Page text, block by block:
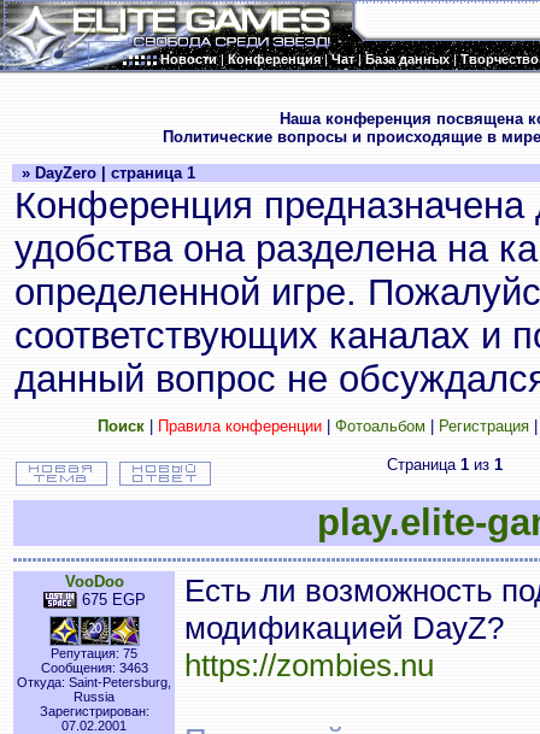
Новости|Конференция|Чат|База данных|Творчество
Наша конференция посвящена
Политические вопросы и происходящие в
» DayZero | страница 1
Конференция
удобства она разделена на
определенной игре.
соответствующих каналах и
данный вопрос не
Поиск| Правила конференции| Фотоальбом Регистрация
Страница 1из 1
play.elite-
VooDoo
675 EGP
Репутация: 75
Сообщения: 3463
Откуда: Saint-Petersburg,
Russia
Зарегистрирован:
07.02.2001
Есть ли возможность
модификацией DayZ?
https://zombies.nu